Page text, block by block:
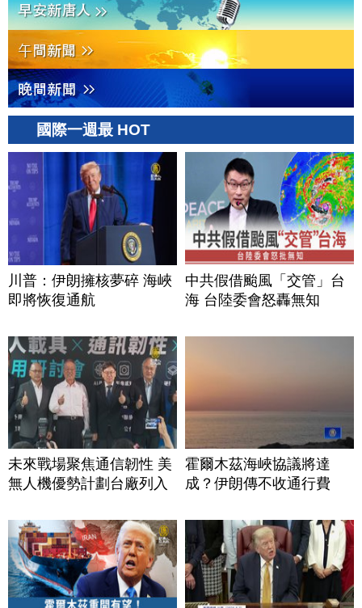
國際一週最 HOT
川普：伊朗擁核夢碎 海峽
即將恢復通航
中共假借颱風「交管」台
海 台陸委會怒轟無知
未來戰場聚焦通信韌性 美
無人機優勢計劃台廠列入
霍爾木茲海峽協議將達
成？伊朗傳不收通行費